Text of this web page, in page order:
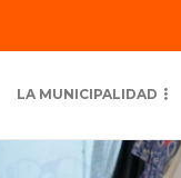
LA MUNICIPALIDAD